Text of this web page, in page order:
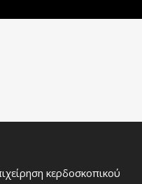
κερδοσκοπικού